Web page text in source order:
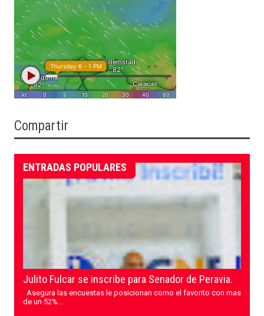
Compartir
ENTRADAS POPULARES
Julito Fulcar se inscribe para Senador de Peravia.
Asegura las encuestas le posicionan como el favorito con mas
de un 52%...